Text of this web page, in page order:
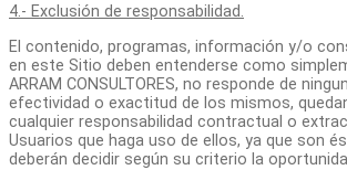
4.- Exclusión de responsabilidad.
El contenido, programas, información y/o
en este Sitio deben entenderse como
ARRAM CONSULTORES, no responde de
efectividad o exactitud de los mismos,
cualquier responsabilidad contractual o
Usuarios que haga uso de ellos, ya que son
deberán decidir según su criterio la